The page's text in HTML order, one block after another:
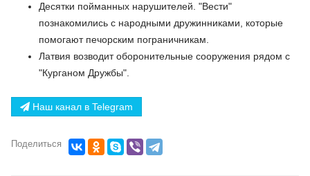
Десятки пойманных нарушителей. "Вести"
познакомились с народными дружинниками, которые
помогают печорским пограничникам.
Латвия возводит оборонительные сооружения рядом с
"Курганом Дружбы".
Наш канал в Telegram
Поделиться